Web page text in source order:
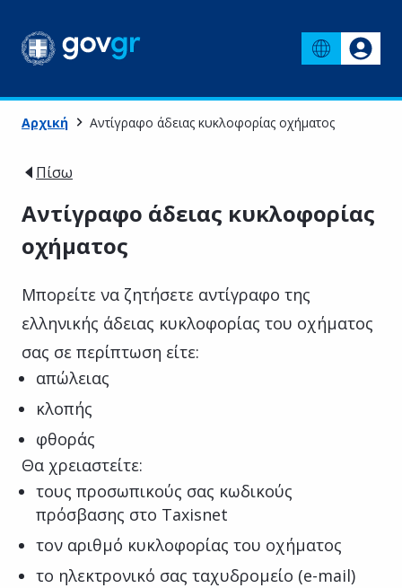
Αρχική Αντίγραφο άδειας κυκλοφορίας οχήματος
Πίσω
Αντίγραφο άδειας κυκλοφορίας
οχήματος
Μπορείτε να ζητήσετε αντίγραφο της
ελληνικής άδειας κυκλοφορίας του οχήματος
σας σε περίπτωση είτε:
απώλειας
κλοπής
φθοράς
Θα χρειαστείτε:
τους προσωπικούς σας κωδικούς
πρόσβασης στο Taxisnet
τον αριθμό κυκλοφορίας του οχήματος
το ηλεκτρονικό σας ταχυδρομείο (e-mail)